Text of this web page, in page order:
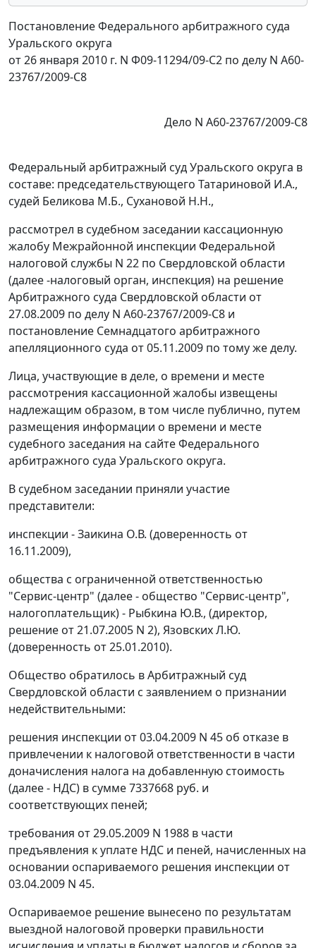
Постановление Федерального арбитражного суда
Уральского округа
от 26 января 2010 г. N Ф09-11294/09-С2 по делу N А60-
23767/2009-С8
Дело N А60-23767/2009-С8
Федеральный арбитражный суд Уральского округа в
составе: председательствующего Татариновой И.А.,
судей Беликова М.Б., Сухановой Н.Н.,
рассмотрел в судебном заседании кассационную
жалобу Межрайонной инспекции Федеральной
налоговой службы N 22 по Свердловской области
(далее -налоговый орган, инспекция) на решение
Арбитражного суда Свердловской области от
27.08.2009 по делу N А60-23767/2009-С8 и
постановление Семнадцатого арбитражного
апелляционного суда от 05.11.2009 по тому же делу.
Лица, участвующие в деле, о времени и месте
рассмотрения кассационной жалобы извещены
надлежащим образом, в том числе публично, путем
размещения информации о времени и месте
судебного заседания на сайтеФедерального
арбитражного суда Уральского округа.
В судебном заседании приняли участие
представители:
инспекции - Заикина О.В. (доверенность от
16.11.2009),
общества с ограниченной ответственностью
"Сервис-центр" (далее - общество "Сервис-центр",
налогоплательщик) - Рыбкина Ю.В., (директор,
решение от 21.07.2005 N 2), Язовских Л.Ю.
(доверенность от 25.01.2010).
Общество обратилось в Арбитражный суд
Свердловской области с заявлением о признании
недействительными:
решения инспекции от 03.04.2009 N 45 об отказе в
привлечении к налоговой ответственности в части
доначисления налога на добавленную стоимость
(далее - НДС) в сумме 7337668 руб. и
соответствующих пеней;
требования от 29.05.2009 N 1988 в части
предъявления к уплате НДС и пеней, начисленных на
основании оспариваемого решения инспекции от
03.04.2009 N 45.
Оспариваемое решение вынесено по результатам
выездной налоговой проверки правильности